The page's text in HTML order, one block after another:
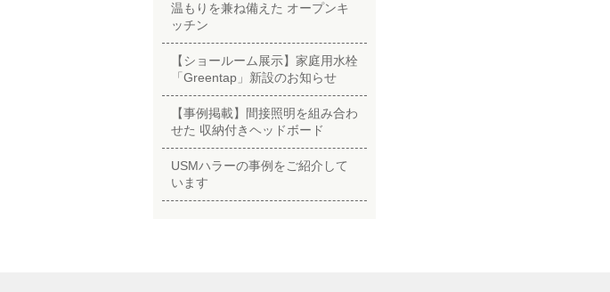
温もりを兼ね備えた オープンキ
ッチン
【ショールーム展示】家庭用水栓
「Greentap」新設のお知らせ
【事例掲載】間接照明を組み合わ
せた 収納付きヘッドボード
USMハラーの事例をご紹介して
います